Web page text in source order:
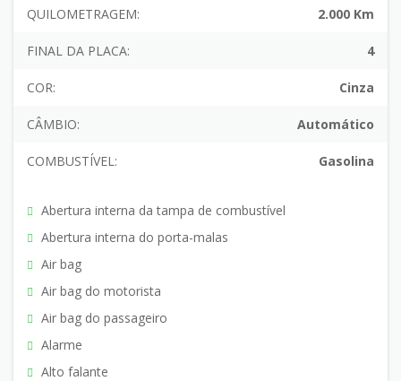
QUILOMETRAGEM: 2.000 Km
FINAL DA PLACA: 4
COR: Cinza
CÂMBIO: Automático
COMBUSTÍVEL: Gasolina
Abertura interna da tampa de combustível
Abertura interna do porta-malas
Air bag
Air bag do motorista
Air bag do passageiro
Alarme
Alto falante